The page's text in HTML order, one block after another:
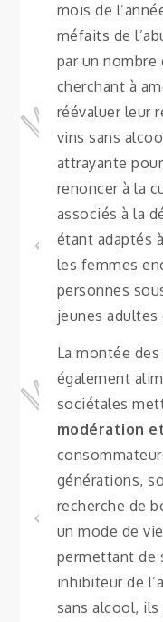
mois de
méfaits de
par un nombre
cherchant à
réévaluer leur
vins sans
attrayante
renoncer à la
associés à la
étant adaptés
les femmes
personnes
jeunes
La montée
également
sociétales
modération
générations,
recherche de
un mode de
permettant de
inhibiteur de
sans alcool,